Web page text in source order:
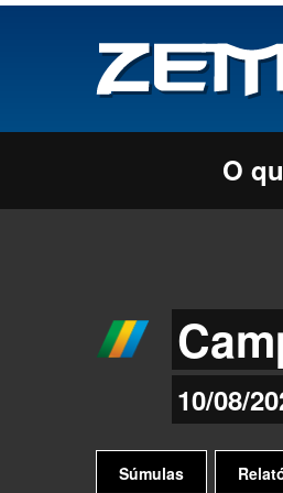
O
10/08/
Súmulas